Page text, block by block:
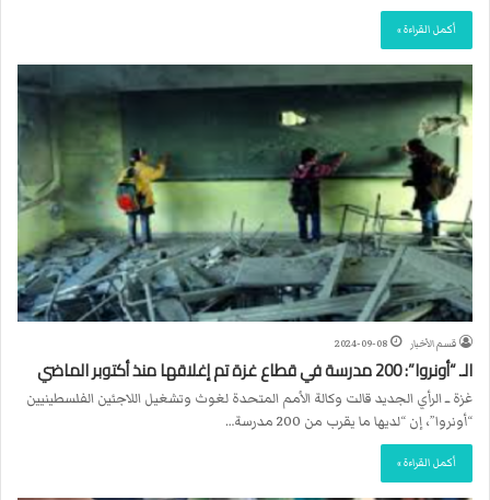
أكمل القراءة »
قسم الأخبار 2024-09-08
الـ “أونروا”: 200 مدرسة في قطاع غزة تم إغلاقها منذ أكتوبر الماضي
غزة ــ الرأي الجديد قالت وكالة الأمم المتحدة لغوث وتشغيل اللاجئين الفلسطينيين
“أونروا”، إن “لديها ما يقرب من 200 مدرسة…
أكمل القراءة »